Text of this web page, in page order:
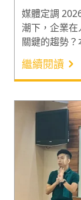
矽共生
媒體定調
潮下，企業
關鍵的趨勢
（小美），針
流論調 「AI
觀點的分享。
繼續閱讀